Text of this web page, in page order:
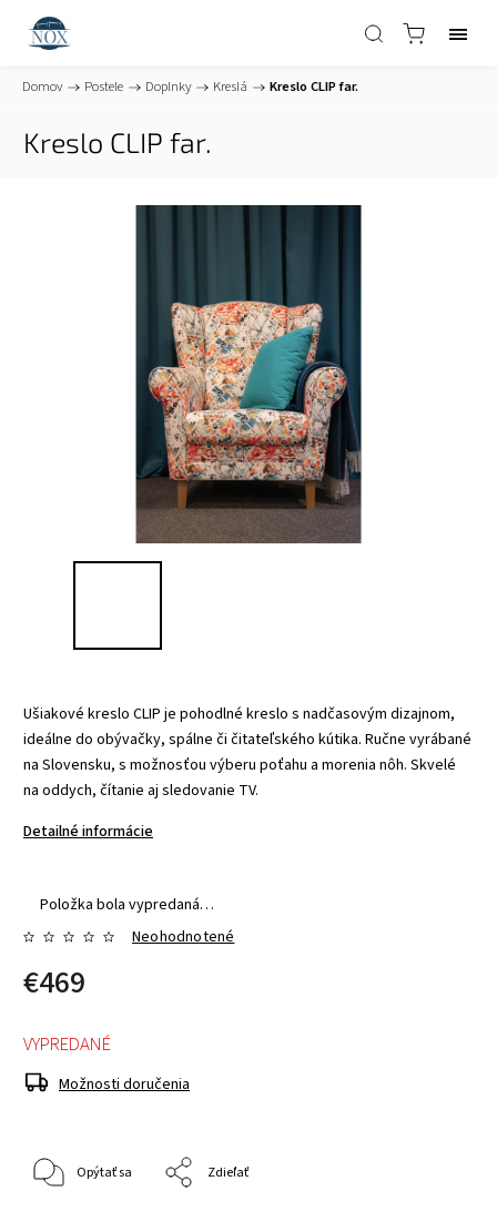
Domov / Postele / Doplnky / Kreslá / Kreslo CLIP far.
Kreslo CLIP far.
Ušiakové kreslo CLIP je pohodlné kreslo s nadčasovým dizajnom,
ideálne do obývačky, spálne či čitateľského kútika. Ručne vyrábané
na Slovensku, s možnosťou výberu poťahu a morenia nôh. Skvelé
na oddych, čítanie aj sledovanie TV.
Detailné informácie
Položka bola vypredaná…
Neohodnotené
€469
VYPREDANÉ
Možnosti doručenia
Opýtať sa Zdieľať